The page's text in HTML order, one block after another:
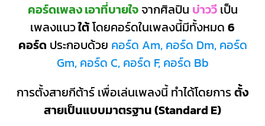
คอร์ดเพลง เอาที่บายใจจากศิลปิน บ่าววีเป็น
เพลงแนวใต้โดยคอร์ดในเพลงนี้มีทั้งหมด 6
คอร์ด ประกอบด้วย คอร์ด Am, คอร์ด Dm, คอร์ด
Gm, คอร์ด C, คอร์ด F, คอร์ด Bb
การตั้งสายกีต้าร์ เพื่อเล่นเพลงนี้ ทำได้โดยการตั้ง
สายเป็นแบบมาตรฐาน (Standard E)